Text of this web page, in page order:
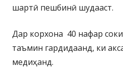
шартӣ пешбинӣ шудааст.
Дар корхона 40 нафар
таъмин гардидаанд, ки
медиҳанд.